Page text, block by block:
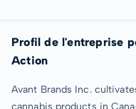
Profil de l'entreprise
Action
Avant Brands Inc.
cannabis products in